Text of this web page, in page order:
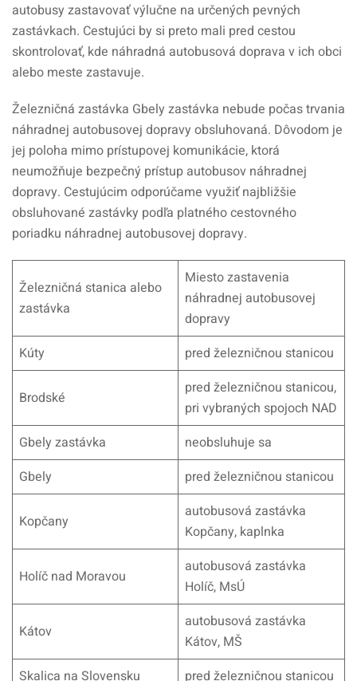
autobusy zastavovať výlučne na určených pevných
zastávkach. Cestujúci by si preto mali pred cestou
skontrolovať, kde náhradná autobusová doprava v ich obci
alebo meste zastavuje.
Železničná zastávka Gbely zastávka nebude počas trvania
náhradnej autobusovej dopravy obsluhovaná. Dôvodom je
jej poloha mimo prístupovej komunikácie, ktorá
neumožňuje bezpečný prístup autobusov náhradnej
dopravy. Cestujúcim odporúčame využiť najbližšie
obsluhované zastávky podľa platného cestovného
poriadku náhradnej autobusovej dopravy.
Železničná stanica alebo
zastávka
Miesto zastavenia
náhradnej autobusovej
dopravy
Kúty
pred železničnou stanicou
Brodské
pred železničnou stanicou,
pri vybraných spojoch NAD
Gbely zastávka
neobsluhuje sa
Gbely
pred železničnou stanicou
Kopčany
autobusová zastávka
Kopčany, kaplnka
Holíč nad Moravou
autobusová zastávka
Holíč, MsÚ
Kátov
autobusová zastávka
Kátov, MŠ
Skalica na Slovensku
pred železničnou stanicou